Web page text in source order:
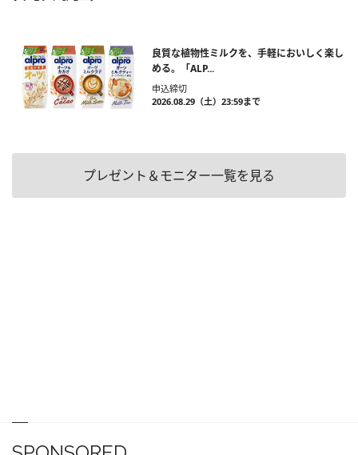
良質な植物性ミルクを、手軽においしく楽し
める。「ALP...
申込締切
2026.08.29（土）23:59まで
プレゼント＆モニター一覧を見る